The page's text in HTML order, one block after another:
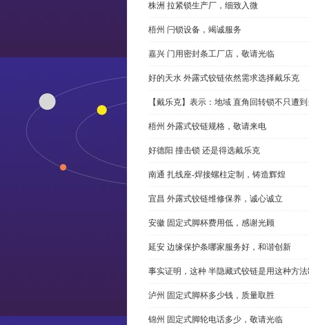
株洲 拉紧锁生产厂，细致入微
梧州 闩锁设备，竭诚服务
嘉兴 门用密封条工厂店，敬请光临
好的天水 外露式铰链依然需求选择戴乐克
【戴乐克】表示：地域 直角回转锁不只遭
梧州 外露式铰链规格，敬请来电
好德阳 撞击锁 还是得选戴乐克
南通 扎线座-焊接螺柱定制，铸造辉煌
宜昌 外露式铰链维修保养，诚心诚立
安徽 固定式脚杯费用低，感谢光顾
延安 边缘保护条哪家服务好，和谐创新
事实证明，这种 半隐藏式铰链是用这种方
泸州 固定式脚杯多少钱，质量取胜
锦州 固定式脚轮电话多少，敬请光临